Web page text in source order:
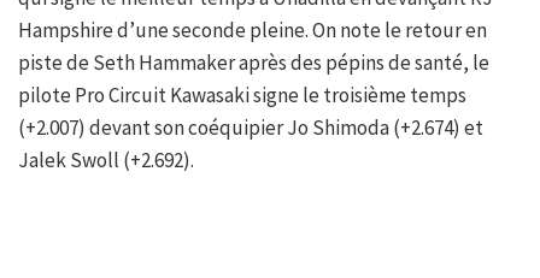
Hampshire d’une seconde pleine. On note le retour en
piste de Seth Hammaker après des pépins de santé, le
pilote Pro Circuit Kawasaki signe le troisième temps
(+2.007) devant son coéquipier Jo Shimoda (+2.674) et
Jalek Swoll (+2.692).